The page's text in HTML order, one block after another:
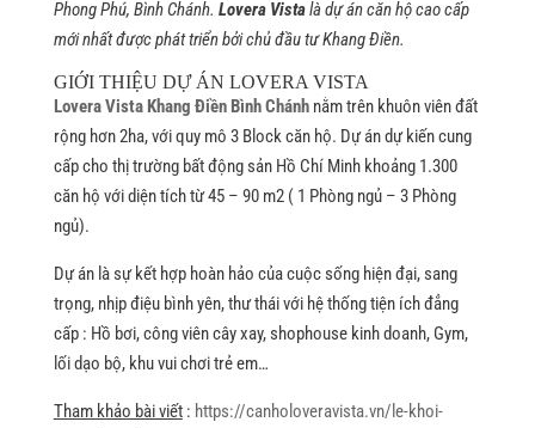
Phong Phú, Bình Chánh. Lovera Vistalà dự án căn hộ cao cấp
mới nhất được phát triển bởi chủ đầu tư Khang Điền.
GIỚI THIỆU DỰ ÁN LOVERA VISTA
Lovera Vista Khang Điền Bình Chánhnằm trên khuôn viên đất
rộng hơn 2ha, với quy mô 3 Block căn hộ. Dự án dự kiến cung
cấp cho thị trường bất động sản Hồ Chí Minh khoảng 1.300
căn hộ với diện tích từ 45 – 90 m2 ( 1 Phòng ngủ – 3 Phòng
ngủ).
Dự án là sự kết hợp hoàn hảo của cuộc sống hiện đại, sang
trọng, nhịp điệu bình yên, thư thái với hệ thống tiện ích đẳng
cấp : Hồ bơi, công viên cây xay, shophouse kinh doanh, Gym,
lối dạo bộ, khu vui chơi trẻ em…
Tham khảo bài viết: https://canholoveravista.vn/le-khoi-